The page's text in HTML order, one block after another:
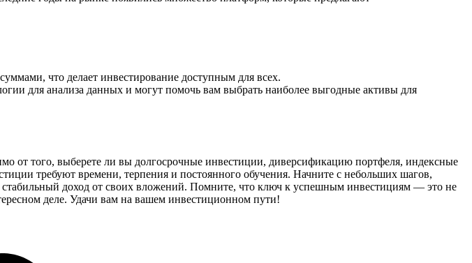
что делает инвестирование доступным для всех.
для анализа данных и могут помочь вам выбрать наиболее выгодные активы для
от того, выберете ли вы долгосрочные инвестиции, диверсификацию портфеля, индексные
требуют времени, терпения и постоянного обучения. Начните с небольших шагов,
стабильный доход от своих вложений. Помните, что ключ к успешным инвестициям — это не
деле. Удачи вам на вашем инвестиционном пути!